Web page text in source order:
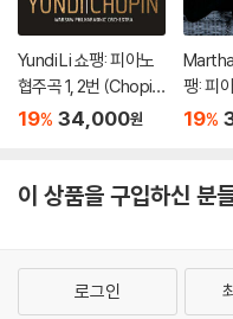
Yundi Li 쇼팽: 피아노
협주곡 1, 2번 (Chopin:
Piano Concertos O
19% 34,000원
팽: 피
2번
19%
이 상품을 구입하신 분
로그인